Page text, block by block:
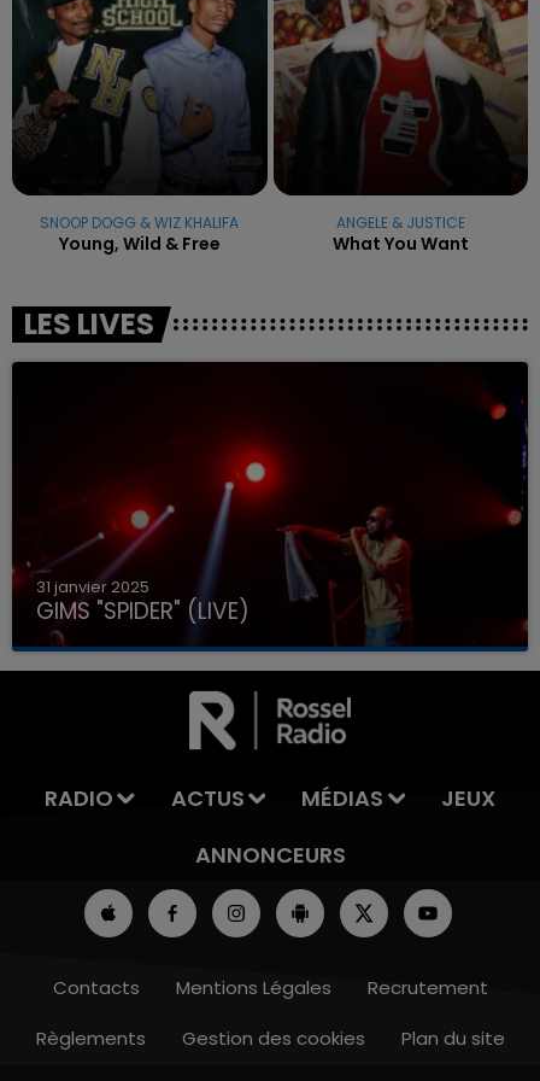
SNOOP DOGG & WIZ KHALIFA
Young, Wild & Free
ANGELE & JUSTICE
What You Want
LES LIVES
31 janvier 2025
GIMS "SPIDER" (LIVE)
RADIO ACTUS MÉDIAS
JEUX
ANNONCEURS
Contacts Mentions Légales
Recrutement
Règlements
Gestion des cookies Plan du site